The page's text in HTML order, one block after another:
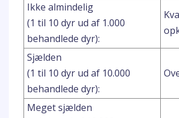
Ikke almindelig
(1 til 10 dyr ud af 1.000
behandlede dyr):
Sjælden
(1 til 10 dyr ud af 10.000
behandlede dyr):
Meget sjælden